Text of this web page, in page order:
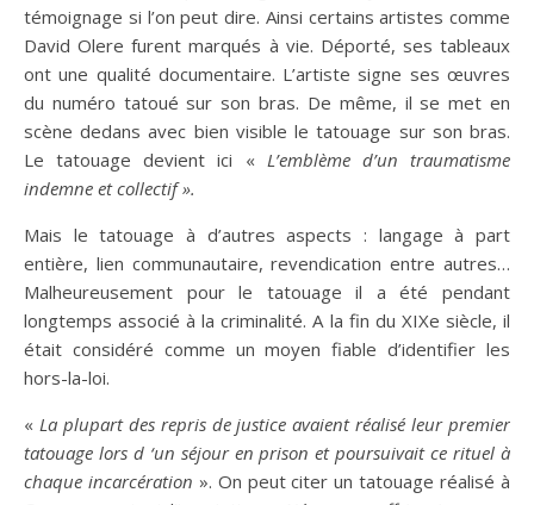
témoignage si l’on peut dire. Ainsi certains artistes comme
David Olere furent marqués à vie. Déporté, ses tableaux
ont une qualité documentaire. L’artiste signe ses œuvres
du numéro tatoué sur son bras. De même, il se met en
scène dedans avec bien visible le tatouage sur son bras.
Le tatouage devient ici « L’emblème d’un traumatisme
indemne et collectif ».
Mais le tatouage à d’autres aspects : langage à part
entière, lien communautaire, revendication entre autres…
Malheureusement pour le tatouage il a été pendant
longtemps associé à la criminalité. A la fin du XIXe siècle, il
était considéré comme un moyen fiable d’identifier les
hors-la-loi.
« La plupart des repris de justice avaient réalisé leur premier
tatouage lors d ‘un séjour en prison et poursuivait ce rituel à
chaque incarcération ». On peut citer un tatouage réalisé à